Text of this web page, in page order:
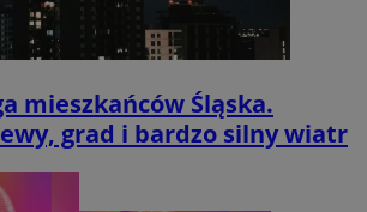
mieszkańców Śląska.
grad i bardzo silny wiatr